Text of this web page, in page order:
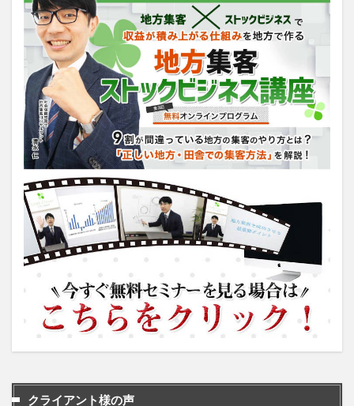
クライアント様の声